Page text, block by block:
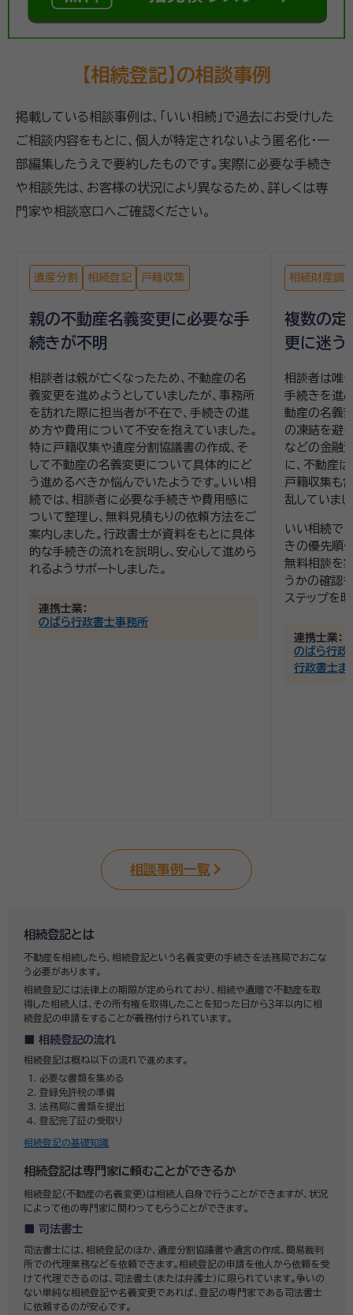
【相続登記】の相談事例
掲載している相談事例は、「いい相続」で過去にお受けした
ご相談内容をもとに、個人が特定されないよう匿名化・一
部編集したうえで要約したものです。実際に必要な手続き
や相談先は、お客様の状況により異なるため、詳しくは専
門家や相談窓口へご確認ください。
遺産分割 相続登記 戸籍収集
親の不動産名義変更に必要な手
続きが不明
相談者は親が亡くなったため、不動産の名
義変更を進めようとしていましたが、事務所
を訪れた際に担当者が不在で、手続きの進
め方や費用について不安を抱えていました。
特に戸籍収集や遺産分割協議書の作成、そ
して不動産の名義変更について具体的にど
う進めるべきか悩んでいたようです。いい相
続では、相談者に必要な手続きや費用感に
ついて整理し、無料見積もりの依頼方法をご
案内しました。行政書士が資料をもとに具体
的な手続きの流れを説明し、安心して進めら
れるようサポートしました。
連携士業：
のばら行政書士事務所
相続財産調
複数の定
更に迷う
相談者は唯
手続きを進
動産の名義
の凍結を避
などの金融
に、不動産
戸籍収集も
乱していまし
いい相続で
きの優先順
無料相談を
うかの確認
ステップを
連携士業：
のばら行政
行政書士ま
相談事例一覧
相続登記とは
不動産を相続したら、相続登記という名義変更の手続きを法務局でおこな
う必要があります。
相続登記には法律上の期限が定められており、相続や遺贈で不動産を取
得した相続人は、その所有権を取得したことを知った日から３年以内に相
続登記の申請をすることが義務付けられています。
相続登記の流れ
相続登記は概ね以下の流れで進めます。
必要な書類を集める
登録免許税の準備
法務局に書類を提出
登記完了証の受取り
相続登記の基礎知識
相続登記は専門家に頼むことができるか
相続登記（不動産の名義変更）は相続人自身で行うことができますが、状況
によって他の専門家に関わってもらうことができます。
司法書士
司法書士には、相続登記のほか、遺産分割協議書や遺言の作成、簡易裁判
所での代理業務などを依頼できます。相続登記の申請を他人から依頼を受
けて代理できるのは、司法書士（または弁護士）に限られています。争いの
ない単純な相続登記や名義変更であれば、登記の専門家である司法書士
に依頼するのが安心です。